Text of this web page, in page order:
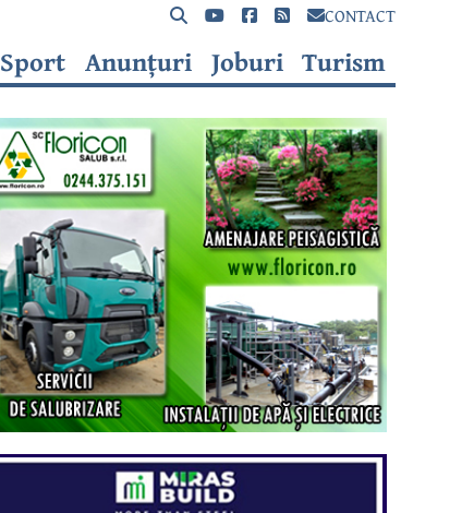
CONTACT
Sport Anunțuri Joburi Turism